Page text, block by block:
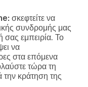
σκεφτείτε να
συνδρομής μας
σας εμπειρία. Το
να
στα επόμενα
τώρα τη
κράτηση της